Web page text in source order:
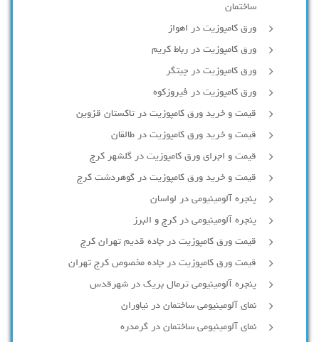
ساختمان
ورق کامپوزیت در اهواز
ورق کامپوزیت در رباط کریم
ورق کامپوزیت در چیتگر
ورق کامپوزیت در فیروزکوه
قیمت و خرید ورق کامپوزیت در تاکستان قزوین
قیمت و خرید ورق کامپوزیت در طالقان
قیمت و اجرای ورق کامپوزیت در گلشهر کرج
قیمت و خرید ورق کامپوزیت در گوهردشت کرج
پنجره آلومینیومی در لواسان
پنجره آلومینیومی در کرج و البرز
قیمت ورق کامپوزیت در جاده قدیم تهران کرج
قیمت ورق کامپوزیت در جاده مخصوص کرج تهران
پنجره آلومینیومی ترمال بریک در شهرقدس
نمای آلومینیومی ساختمان در نیاوران
نمای آلومینیومی ساختمان در گرمدره